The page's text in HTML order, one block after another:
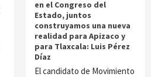
en el Congreso del
Estado, juntos
construyamos una nueva
realidad para Apizaco y
para Tlaxcala: Luis Pérez
Díaz
El candidato de Movimiento